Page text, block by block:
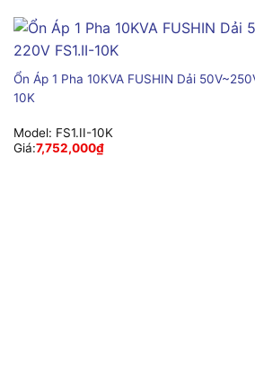
Ổn Áp 1 Pha 10KVA FUSHIN Dải
10K
Model: FS1.II-10K
Giá:7,752,000₫